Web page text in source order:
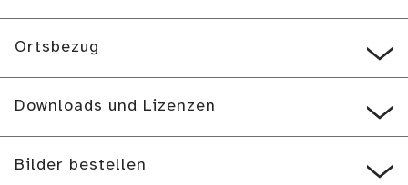
Ortsbezug
Downloads und Lizenzen
Bilder bestellen